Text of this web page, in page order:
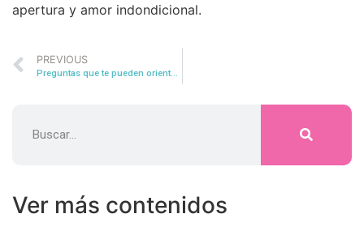
apertura y amor indondicional.
PREVIOUS
Ver más contenidos